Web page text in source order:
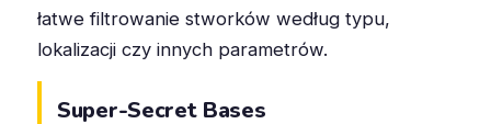
łatwe filtrowanie stworków według typu,
lokalizacji czy innych parametrów.
Super-Secret Bases